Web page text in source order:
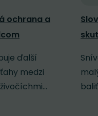
ochrana a
ďalší
medzi